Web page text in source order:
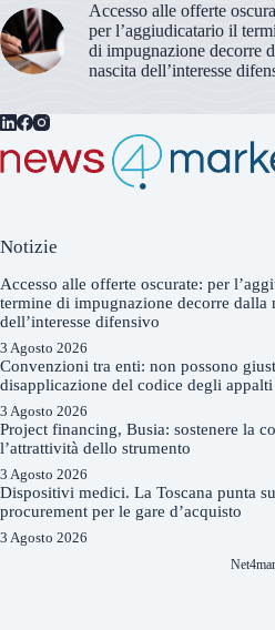
Accesso alle offerte
per l’aggiudicatario il
di impugnazione decorre
nascita dell’interesse
Notizie
Accesso alle offerte oscurate: per
termine di impugnazione decorre dalla
dell’interesse difensivo
3 Agosto 2026
Convenzioni tra enti: non possono
disapplicazione del codice degli appalti
3 Agosto 2026
Project financing, Busia: sostenere la
l’attrattività dello strumento
3 Agosto 2026
Dispositivi medici. La Toscana punta
procurement per le gare d’acquisto
3 Agosto 2026